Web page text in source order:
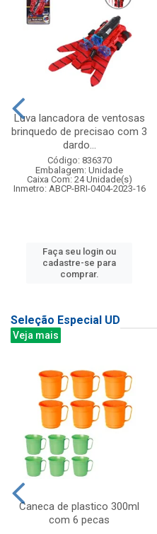
Luva lancadora de ventosas
brinquedo de precisao com 3
dardo...
Código: 836370
Embalagem: Unidade
Caixa Com: 24 Unidade(s)
Inmetro: ABCP-BRI-0404-2023-16
Faça seu login ou
cadastre-se para
comprar.
Seleção Especial UD
Veja mais
Caneca de plastico 300ml
com 6 pecas